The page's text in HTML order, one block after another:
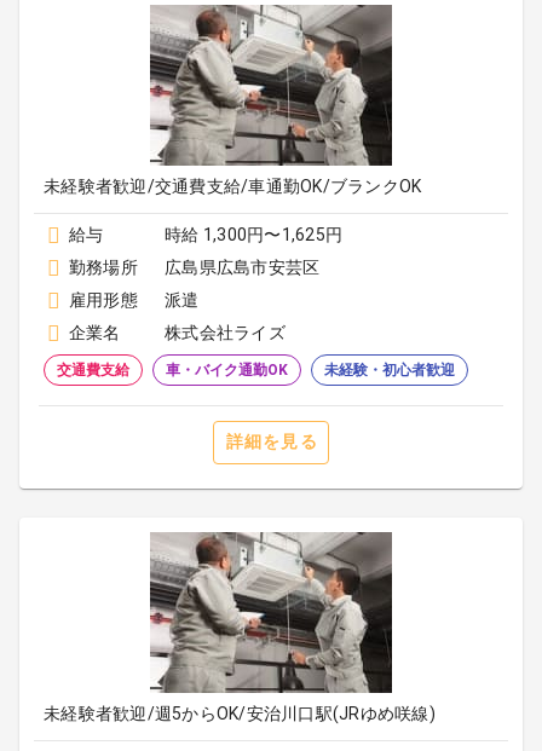
未経験者歓迎/交通費支給/車通勤OK/ブランクOK
給与
時給 1,300円〜1,625円
勤務場所
広島県広島市安芸区
雇用形態
派遣
企業名
株式会社ライズ
交通費支給 車・バイク通勤OK 未経験・初心者歓迎
詳細を見る
未経験者歓迎/週5からOK/安治川口駅(JRゆめ咲線)